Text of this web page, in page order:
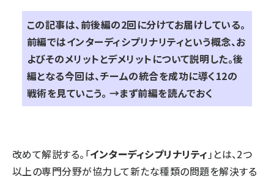
この記事は、前後編の2回に分けてお届けしている。
前編ではインターディシプリナリティという概念、お
よびそのメリットとデメリットについて説明した。後
編となる今回は、チームの統合を成功に導く12の
戦術を見ていこう。 →まず前編を読んでおく
改めて解説する。「インターディシプリナリティ」とは、2つ
以上の専門分野が協力して新たな種類の問題を解決する